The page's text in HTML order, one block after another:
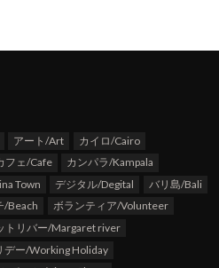
アート/Art
カイロ/Cairo
フェ/Cafe
カンパラ/Kampala
Town デジタル/Degital
バリ島/Bali
/Beach
ボランティア/Volunteer
トリバー/Margaret river
デー/Working Holiday